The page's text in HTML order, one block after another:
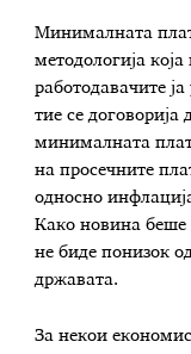
Минималната
методологија
работодавачите
тие се договорија
минималната
на просечните
односно
Како новина беше
не биде понизок
државата.
За некои